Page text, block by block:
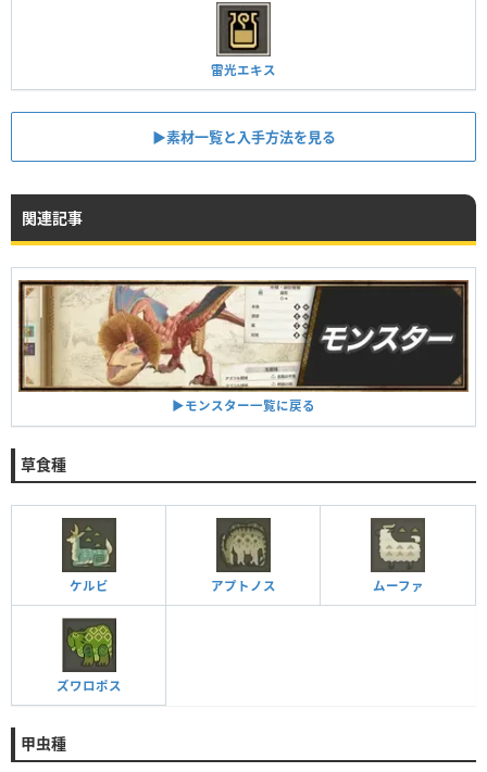
雷光エキス
▶︎素材一覧と入手方法を見る
関連記事
▶︎モンスター一覧に戻る
草食種
ケルビ アプトノス ムーファ
ズワロポス
甲虫種